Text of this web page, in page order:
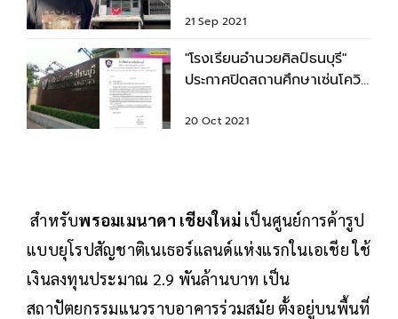
21 Sep 2021
"โรงเรียนอำนวยศิลป์ธนบุรี"
ประกาศปิดสถานศึกษาเซ่นโควิด
20 Oct 2021
สำหรับพรอมเมนาดา เชียงใหม่เป็นศูนย์การค้ารูป
แบบยุโรปสัญชาติเนเธอร์แลนด์แห่งแรกในเอเชีย ใช้
เงินลงทุนประมาณ 2.9 พันล้านบาท เป็น
สถาปัตยกรรมแนวราบอาคารร่วมสมัย ตั้งอยู่บนพื้นที่